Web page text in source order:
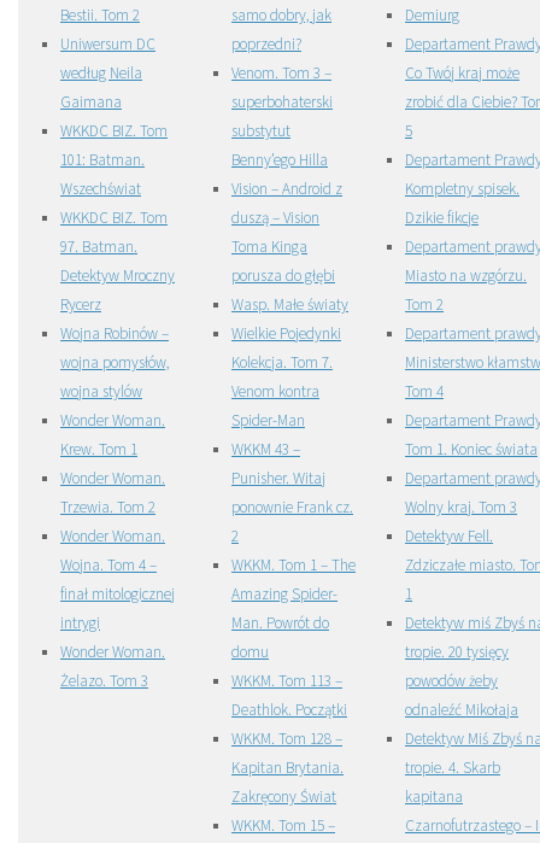
Bestii. Tom 2
Uniwersum DC
według Neila
Gaimana
WKKDC BIZ. Tom
101: Batman.
Wszechświat
WKKDC BIZ. Tom
97. Batman.
Detektyw Mroczny
Rycerz
Wojna Robinów –
wojna pomysłów,
wojna stylów
Wonder Woman.
Krew. Tom 1
Wonder Woman.
Trzewia. Tom 2
Wonder Woman.
Wojna. Tom 4 –
finał mitologicznej
intrygi
Wonder Woman.
Żelazo. Tom 3
samo dobry, jak
poprzedni?
Venom. Tom 3 –
superbohaterski
substytut
Benny’ego Hilla
Vision – Android z
duszą – Vision
Toma Kinga
porusza do głębi
Wasp. Małe światy
Wielkie Pojedynki
Kolekcja. Tom 7.
Venom kontra
Spider-Man
WKKM 43 –
Punisher. Witaj
ponownie Frank cz.
2
WKKM. Tom 1 – The
Amazing Spider-
Man. Powrót do
domu
WKKM. Tom 113 –
Deathlok. Początki
WKKM. Tom 128 –
Kapitan Brytania.
Zakręcony Świat
WKKM. Tom 15 –
Demiurg
Departament
Co Twój kraj może
zrobić dla Ciebie?
5
Departament
Kompletny spisek.
Dzikie fikcje
Departament
Miasto na wzgórzu.
Tom 2
Departament
Ministerstwo
Tom 4
Departament
Tom 1. Koniec świata
Departament
Wolny kraj. Tom 3
Detektyw Fell.
Zdziczałe miasto.
1
Detektyw miś Zbyś
tropie. 20 tysięcy
powodów żeby
odnaleźć Mikołaja
Detektyw Miś Zbyś
tropie. 4. Skarb
kapitana
Czarnofutrzastego –